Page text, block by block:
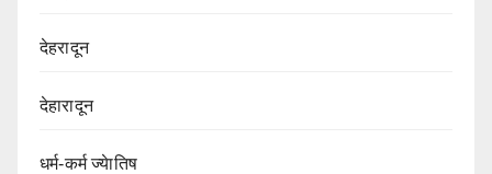
देहरादून
देहारादून
धर्म-कर्म ज्येातिष